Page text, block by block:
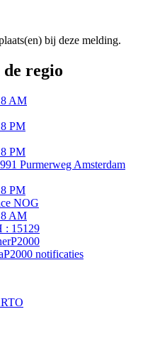
bij deze melding.
regio
AM
PM
PM
Purmerweg Amsterdam
PM
NOG
AM
: 15129
P2000
P2000 notificaties